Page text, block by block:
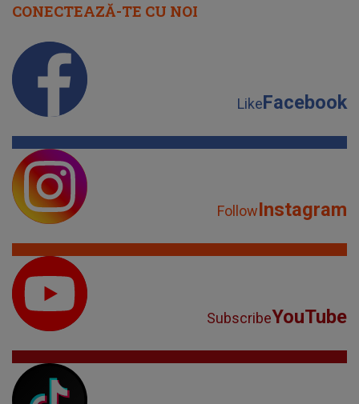
CONECTEAZĂ-TE CU NOI
LikeFacebook
FollowInstagram
SubscribeYouTube